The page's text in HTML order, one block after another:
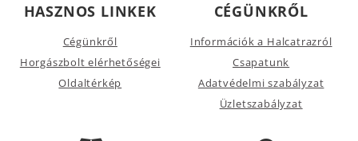
HASZNOS LINKEK
Cégünkről
Horgászbolt elérhetőségei
Oldaltérkép
CÉGÜNKRŐL
Információk a Halcatrazról
Csapatunk
Adatvédelmi szabályzat
Üzletszabályzat